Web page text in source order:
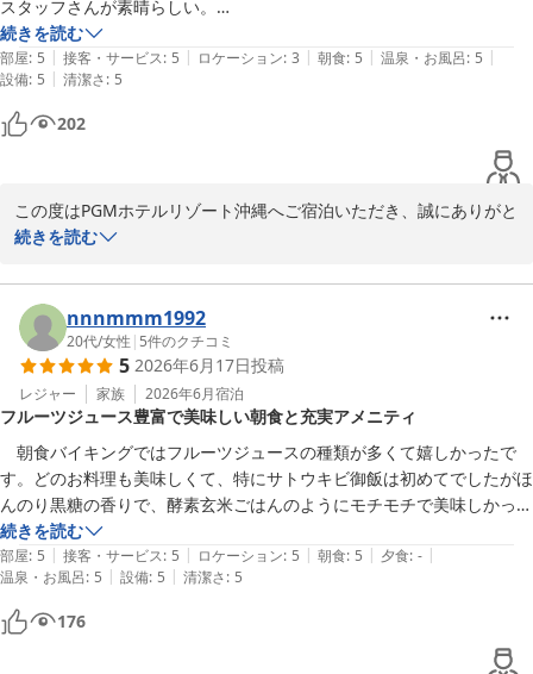
またのお越しを心よりお待ちしております。
ＰＧＭホテルリゾート沖縄
ＰＧＭホテルリゾート沖縄（２０２６年７月ＧＲＡＮＤ ＯＰＥ
Ｎ）
スタッフさんが素晴らしい。
まだプレオープンだったので施設は綺麗でした。
不思議な間取りですが、お風呂とベッドルームは繋がっていて、テレビ
を見ながら湯船につかれます。
それを想定してバスタブは寝湯のようになってました。
館内施設のプールは浅めで家族で水遊びをする想定としては十分なもの
です。
横にジムもあるので汗かいてからシャワーからのプールは最高ですね。
ラウンジ利用時間は10:00-19:30。
ケーキが美味しく、何よりバリスタの淹れる珈琲は苦すぎず、酸味勝ち
でもなく、味はハッキリしているが飲みやすい最高に美味しい珈琲でし
た。
朝ごはんのバイキングは種類豊富でどれも美味しく食べ過ぎてしまいま
した。
続きを読む
部屋: 5 | 接客・サービス: 5 | ロケーション: 3 | 朝食: 5 | 温泉・お風呂: 5 |
設備: 5 | 清潔さ: 5
202
この度はPGMホテルリゾート沖縄へご宿泊いただき、誠にありがと
うございます。
より御礼申し上げます。
「サービスとおもてなし最高」とのお言葉を頂戴し、スタッフへの
温かいお褒めのお言葉まで賜りましたことは、私どもにとりまして
何よりの喜びでございます。
ゴルフリゾートでありながら、ゴルフをされないお客様にもゆった
りとしたリゾートステイをお楽しみいただけたご様子を拝読し、大
変嬉しく存じます。
客室でのバスタイムやロクシタンのアメニティ、プール・サウナ・
ジムなどの館内施設、
さらにラウンジでお召し上がりいただいたバリスタのコーヒーやス
イーツまで、ご滞在のひとときをご満喫いただけたとのこと、大変
光栄でございます。
また、ご朝食につきましてもご満足いただけたようで何よりでござ
続きを読む
nnnmmm1992
20代/女性 | 5件のクチコミ
5 2026年6月17日投稿
レジャー 家族 2026年6月宿泊
フルーツジュース豊富で美味しい朝食と充実アメニティ
朝食バイキングではフルーツジュースの種類が多くて嬉しかったで
す。どのお料理も美味しくて、特にサトウキビ御飯は初めてでしたがほ
んのり黒糖の香りで、酵素玄米ごはんのようにモチモチで美味しかった
です！
お部屋ではロクシタンのスキンケアが夜用、朝用と用意されていまし
た。手が濡れるとパウチが開けにくい場合もあったのでスキンケア開始
前にすべて開けておくのがおすすめです！
浴室はバスタブに水がたまるのが早くて、足から肩まで浸かれるのが良
かったです。スタッフの皆様終始笑顔で対応してくださって、素敵な時
続きを読む
部屋: 5 | 接客・サービス: 5 | ロケーション: 5 | 朝食: 5 | 夕食: - |
温泉・お風呂: 5 | 設備: 5 | 清潔さ: 5
176